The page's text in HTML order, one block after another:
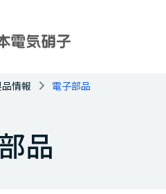
情報 電子部品
品